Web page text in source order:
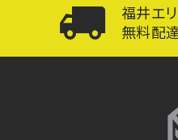
福井エ
無料配